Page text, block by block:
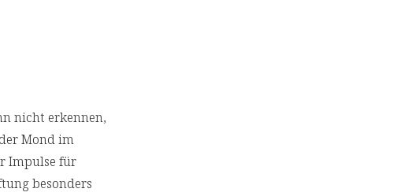
nicht erkennen,
Mond im
Impulse für
besonders